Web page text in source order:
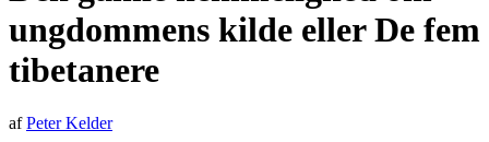
ungdommens kilde eller De fem
tibetanere
afPeter Kelder